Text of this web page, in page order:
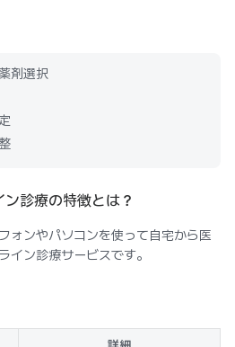
剤選択
診療の特徴とは？
ォンやパソコンを使って自宅から医
イン診療サービスです。